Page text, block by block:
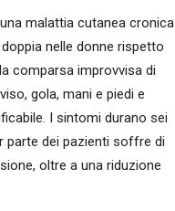
malattia cutanea cronica
nelle donne rispetto
comparsa improvvisa di
gola, mani e piedi e
I sintomi durano sei
parte dei pazienti soffre di
oltre a una riduzione